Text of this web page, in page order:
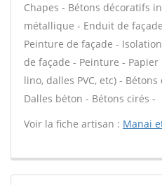
Chapes - Bétons décoratifs
métallique - Enduit de
Peinture de façade -
de façade - Peinture -
lino, dalles PVC, etc) -
Dalles béton - Bétons cirés -
Voir la fiche artisan : Manai